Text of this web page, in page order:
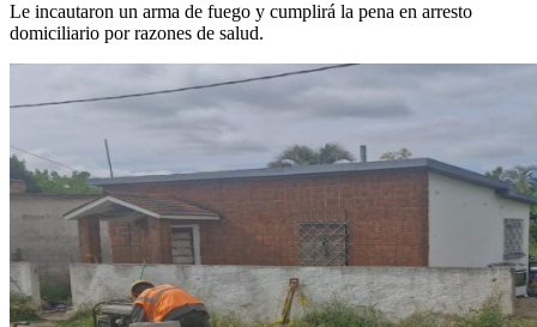
Le incautaron un arma de fuego y cumplirá la pena en arresto
domiciliario por razones de salud.